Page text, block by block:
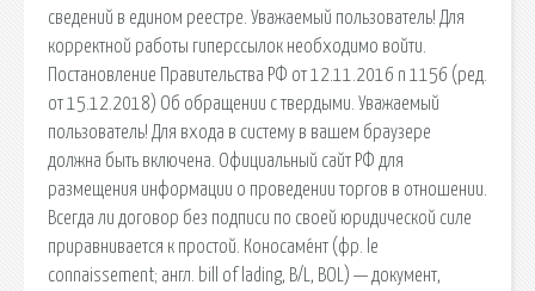
сведений в едином реестре. Уважаемый пользователь! Для
корректной работы гиперссылок необходимо войти.
Постановление Правительства РФ от 12.11.2016 n 1156 (ред.
от 15.12.2018) Об обращении с твердыми. Уважаемый
пользователь! Для входа в систему в вашем браузере
должна быть включена. Официальный сайт РФ для
размещения информации о проведении торгов в отношении.
Всегда ли договор без подписи по своей юридической силе
приравнивается к простой. Коносаме́нт (фр. le
connaissement; англ. bill of lading, B/L, BOL) — документ,